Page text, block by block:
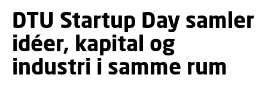
DTU Startup Day samler
idéer, kapital og
industri i samme rum